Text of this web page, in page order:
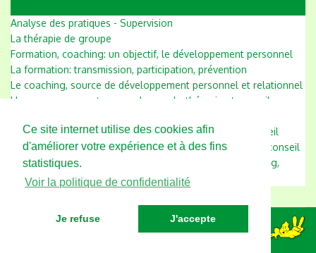
Ce site internet utilise des cookies afin
d'améliorer votre expérience et à des fins
statistiques.
Voir la politique de confidentialité
Je refuse J'accepte
Analyse des pratiques - Supervision
La thérapie de groupe
Formation, coaching: un objectif, le développement personnel
La formation: transmission, participation, prévention
Le coaching, source de développement personnel et relationnel
L'accompagnement en couple, psychothérapie et conseil
L'accompagnement des enfants, psychothérapie et conseil
L'accompagnement des adolescents, psychothérapie et conseil
L'accompagnement des adultes, psychothérapie, coaching,
conseil
Angélique GIMENEZ - Anvisage - 7 avenue de